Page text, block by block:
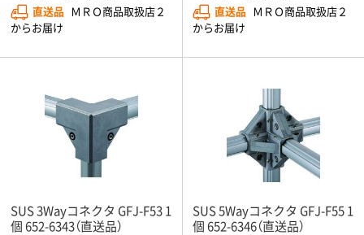
直送品 ＭＲＯ商品取扱店２
からお届け
直送品 ＭＲＯ商品取扱店２
からお届け
SUS 3Wayコネクタ GFJ-F53 1
個 652-6343（直送品）
SUS 5Wayコネクタ GFJ-F55 1
個 652-6346（直送品）